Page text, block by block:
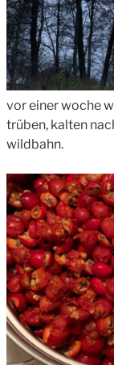
vor einer woche
trüben, kalten
wildbahn.